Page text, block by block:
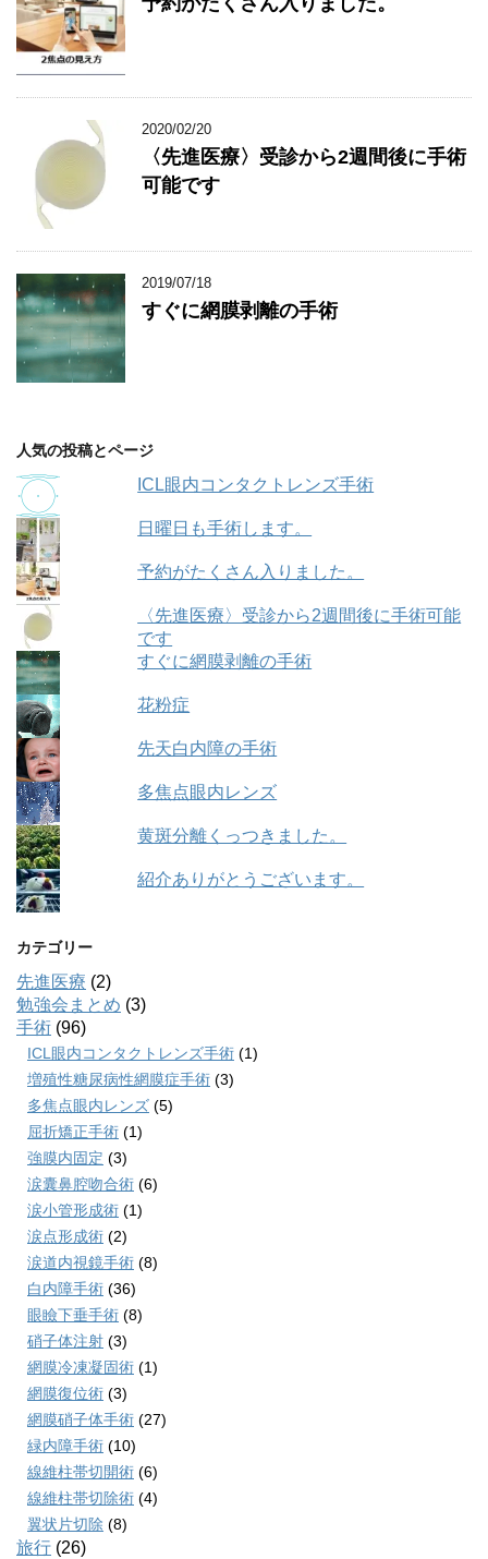
2020/02/20
〈先進医療〉受診から2週間後に手術
可能です
2019/07/18
すぐに網膜剥離の手術
人気の投稿とページ
ICL眼内コンタクトレンズ手術
日曜日も手術します。
予約がたくさん入りました。
〈先進医療〉受診から2週間後に手術可能
です
すぐに網膜剥離の手術
花粉症
先天白内障の手術
多焦点眼内レンズ
黄斑分離くっつきました。
紹介ありがとうございます。
カテゴリー
先進医療 (2)
勉強会まとめ (3)
手術 (96)
ICL眼内コンタクトレンズ手術 (1)
増殖性糖尿病性網膜症手術 (3)
多焦点眼内レンズ (5)
屈折矯正手術 (1)
強膜内固定 (3)
涙囊鼻腔吻合術 (6)
涙小管形成術 (1)
涙点形成術 (2)
涙道内視鏡手術 (8)
白内障手術 (36)
眼瞼下垂手術 (8)
硝子体注射 (3)
網膜冷凍凝固術 (1)
網膜復位術 (3)
網膜硝子体手術 (27)
緑内障手術 (10)
線維柱帯切開術 (6)
線維柱帯切除術 (4)
翼状片切除 (8)
旅行 (26)